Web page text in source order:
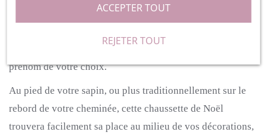
REJETER TOUT
ACCEPTER TOUT
Elle est entièrement confectionnée dans une matière
rebord qui pourra recevoir une superbe broderie avec le
prénom de votre choix.
Au pied de votre sapin, ou plus traditionnellement sur le
rebord de votre cheminée, cette chaussette de Noël
trouvera facilement sa place au milieu de vos décorations,